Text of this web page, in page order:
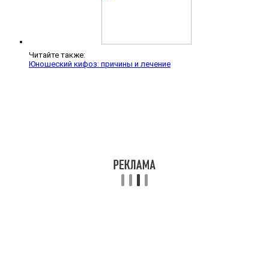
Читайте также:
Юношеский кифоз: причины и лечение